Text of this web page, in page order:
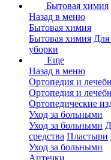
Бытовая химия
Назад в меню
Бытовая химия
Бытовая химия Для
уборки
Еще
Назад в меню
Ортопедия и
Ортопедия и
Ортопедические
Уход за больными
Уход за больными
средства Пластыри
Уход за больными
Аптечки